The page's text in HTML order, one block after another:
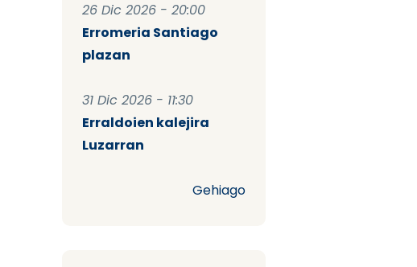
26 Dic 2026 - 20:00
Erromeria Santiago
plazan
31 Dic 2026 - 11:30
Erraldoien kalejira
Luzarran
Gehiago